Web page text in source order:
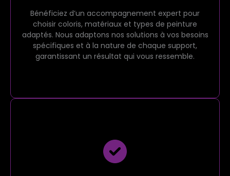
Bénéficiez d’un accompagnement expert pour
choisir coloris, matériaux et types de peinture
adaptés. Nous adaptons nos solutions à vos besoins
spécifiques et à la nature de chaque support,
garantissant un résultat qui vous ressemble.